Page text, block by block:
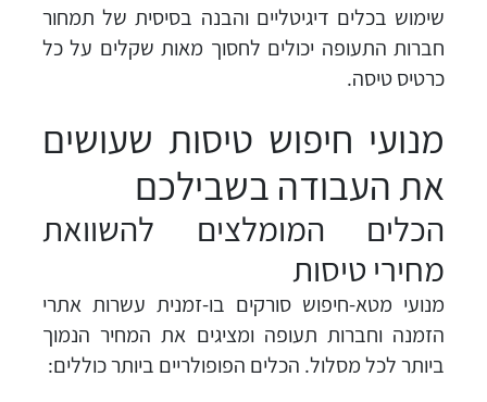
שימוש בכלים דיגיטליים והבנה בסיסית של תמחור
חברות התעופה יכולים לחסוך מאות שקלים על כל
כרטיס טיסה.
מנועי חיפוש טיסות שעושים
את העבודה בשבילכם
הכלים המומלצים להשוואת
מחירי טיסות
מנועי מטא-חיפוש סורקים בו-זמנית עשרות אתרי
הזמנה וחברות תעופה ומציגים את המחיר הנמוך
ביותר לכל מסלול. הכלים הפופולריים ביותר כוללים: